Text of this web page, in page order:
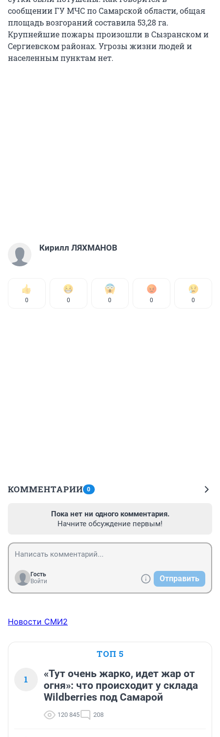
сообщении ГУ МЧС по Самарской области, общая
площадь возгораний составила 53,28 га.
Крупнейшие пожары произошли в Сызранском и
Сергиевском районах. Угрозы жизни людей и
населенным пунктам нет.
Кирилл ЛЯХМАНОВ
0 0 0 0 0
КОММЕНТАРИИ 0
Пока нет ни одного комментария.
Начните обсуждение первым!
Гость
Войти
Отправить
Новости СМИ2
ТОП 5
1
«Тут очень жарко, идет жар от
огня»: что происходит у склада
Wildberries под Самарой
120 845 208